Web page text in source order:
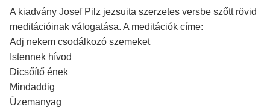
A kiadvány Josef Pilz jezsuita szerzetes versbe szőtt rövid
meditációinak válogatása. A meditációk címe:
Adj nekem csodálkozó szemeket
Istennek hívod
Dicsőítő ének
Mindaddig
Üzemanyag